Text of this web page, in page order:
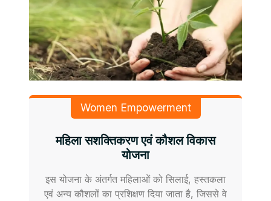
Women Empowerment
महिला सशक्तिकरण एवं कौशल विकास
योजना
इस योजना के अंतर्गत महिलाओं को सिलाई, हस्तकला
एवं अन्य कौशलों का प्रशिक्षण दिया जाता है, जिससे वे